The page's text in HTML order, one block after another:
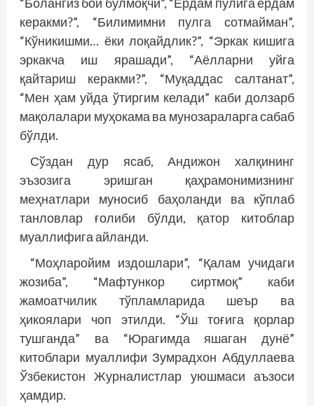
керакми?”, “Билимимни пулга сотмайман”,
“Кўникишми… ёки лоқайдлик?”, “Эркак кишига
эркакча иш ярашади”, “Аёлларни уйга
қайтариш керакми?”, “Муқаддас салтанат”,
“Мен ҳам уйда ўтиргим келади” каби долзарб
мақолалари муҳокама ва мунозараларга сабаб
бўлди.
Сўздан дур ясаб, Андижон халқининг
эъзозига эришган қаҳрамонимизнинг
меҳнатлари муносиб баҳоланди ва кўплаб
танловлар ғолиби бўлди, қатор китоблар
муаллифига айланди.
“Моҳларойим издошлари”, “Қалам учидаги
жозиба”, “Мафтункор сиртмоқ” каби
жамоатчилик тўпламларида шеър ва
ҳикоялари чоп этилди. “Ўш тоғига қорлар
тушганда” ва “Юрагимда яшаган дунё”
китоблари муаллифи Зумрадхон Абдуллаева
Ўзбекистон Журналистлар уюшмаси аъзоси
ҳамдир.